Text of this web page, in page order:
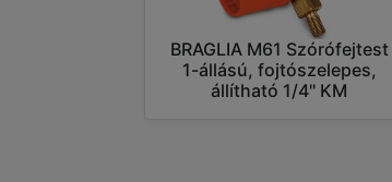
BRAGLIA M61 Szórófejtest
1-állású, fojtószelepes,
állítható 1/4" KM